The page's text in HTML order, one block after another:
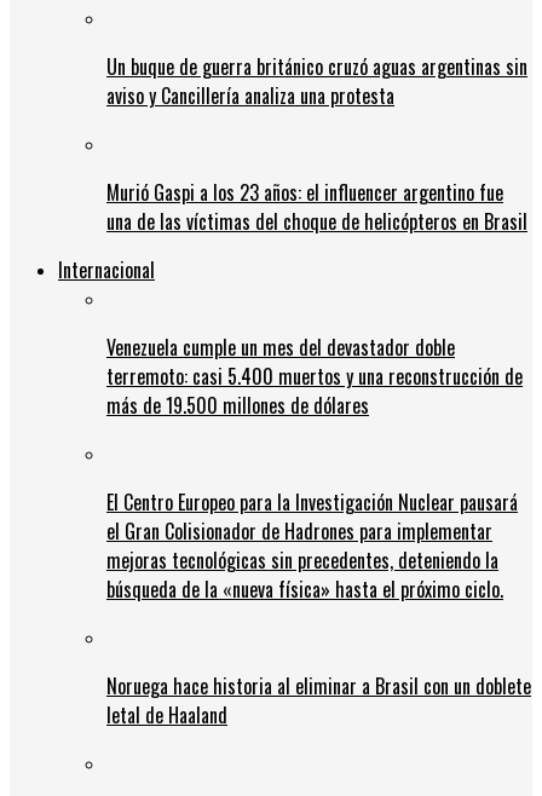
Un buque de guerra británico cruzó aguas argentinas sin
aviso y Cancillería analiza una protesta
Murió Gaspi a los 23 años: el influencer argentino fue
una de las víctimas del choque de helicópteros en Brasil
Internacional
Venezuela cumple un mes del devastador doble
terremoto: casi 5.400 muertos y una reconstrucción de
más de 19.500 millones de dólares
El Centro Europeo para la Investigación Nuclear pausará
el Gran Colisionador de Hadrones para implementar
mejoras tecnológicas sin precedentes, deteniendo la
búsqueda de la «nueva física» hasta el próximo ciclo.
Noruega hace historia al eliminar a Brasil con un doblete
letal de Haaland